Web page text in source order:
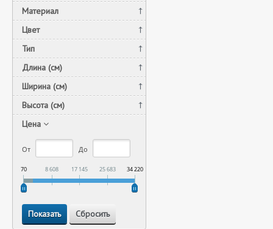
Материал
Цвет
Тип
Длина (см)
Ширина (см)
Высота (см)
Цена
От До
70 8 608 17 145 25 683 34 220